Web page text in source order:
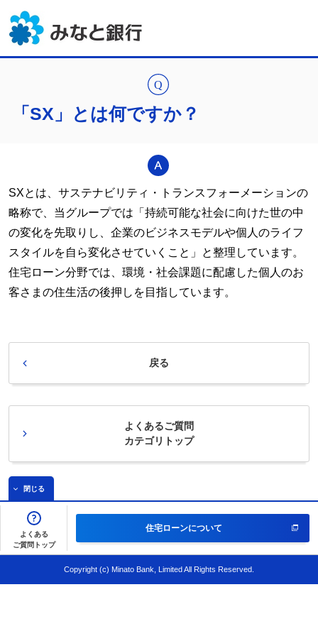
「SX」とは何ですか？
SXとは、サステナビリティ・トランスフォーメーションの
略称で、当グループでは「持続可能な社会に向けた世の中
の変化を先取りし、企業のビジネスモデルや個人のライフ
スタイルを自ら変化させていくこと」と整理しています。
住宅ローン分野では、環境・社会課題に配慮した個人のお
客さまの住生活の後押しを目指しています。
戻る
よくあるご質問
カテゴリトップ
閉じる
よくある
ご質問トップ
住宅ローンについて
Copyright (c) Minato Bank, Limited All Rights Reserved.